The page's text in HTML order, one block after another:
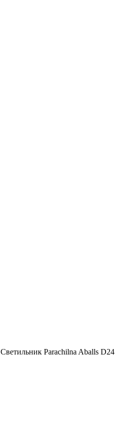
Светильник Parachilna Aballs D24